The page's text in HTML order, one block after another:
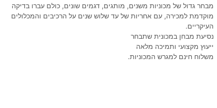
מבחר גדול של מכוניות משנים, מותגים, דגמים שונים, כולם עברו בדיקה
מוקדמת למכירה, עם אחריות של עד שלוש שנים על הרכיבים והמכלולים
העיקריים.
נסיעת מבחן במכונית שתבחר
ייעוץ מקצועי ותמיכה מלאה
משלוח חינם למגרש המכוניות.